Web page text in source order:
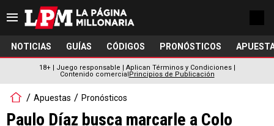
NOTICIAS GUÍAS CÓDIGOS PRONÓSTICOS
18+ | Juego responsable | Aplican Términos y Condiciones |
Contenido comercialPrincipios de Publicación
Apuestas Pronósticos
Paulo Díaz busca marcarle a Colo